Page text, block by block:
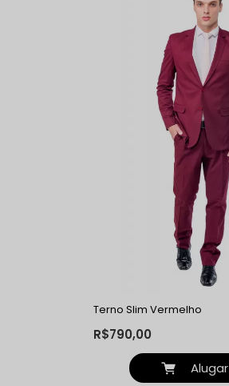
Terno Slim Vermelho
R$790,00
Alugar